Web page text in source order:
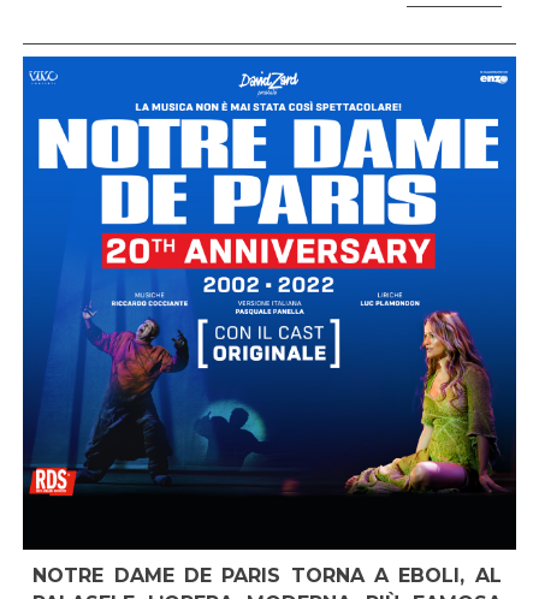
NOTRE DAME DE PARIS TORNA A EBOLI, AL